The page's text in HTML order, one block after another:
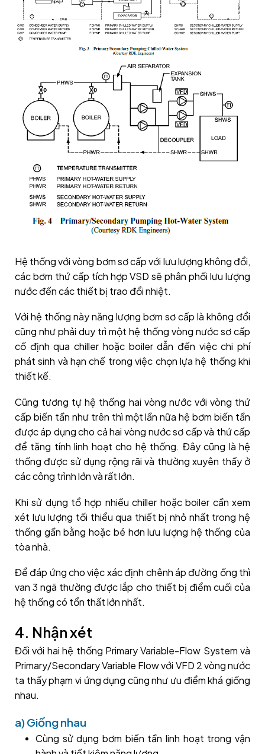
Hệ thống với vòng bơm sơ cấp với lưu lượng không đổi,
các bơm thứ cấp tích hợp VSD sẽ phân phối lưu lượng
nước đến các thiết bị trao đổi nhiệt.
Với hệ thống này năng lượng bơm sơ cấp là không đổi
cũng như phải duy trì một hệ thống vòng nước sơ cấp
cố định qua chiller hoặc boiler dẫn đến việc chi phí
phát sinh và hạn chế trong việc chọn lựa hệ thống khi
thiết kế.
Cũng tương tự hệ thống hai vòng nước với vòng thứ
cấp biến tần như trên thì một lần nữa hệ bơm biến tần
được áp dụng cho cả hai vòng nước sơ cấp và thứ cấp
để tăng tính linh hoạt cho hệ thống. Đây cũng là hệ
thống được sử dụng rộng rãi và thường xuyên thấy ở
các công trình lớn và rất lớn.
Khi sử dụng tổ hợp nhiều chiller hoặc boiler cần xem
xét lưu lượng tối thiểu qua thiết bị nhỏ nhất trong hệ
thống gần bằng hoặc bé hơn lưu lượng hệ thống của
tòa nhà.
Để đáp ứng cho việc xác định chênh áp đường ống thì
van 3 ngã thường được lắp cho thiết bị điểm cuối của
hệ thống có tổn thất lớn nhất.
4. Nhận xét
Đối với hai hệ thống Primary Variable-Flow System và
Primary/Secondary Variable Flow với VFD 2 vòng nước
ta thấy phạm vi ứng dụng cũng như ưu điểm khá giống
nhau.
a) Giống nhau
Cùng sử dụng bơm biến tần linh hoạt trong vận